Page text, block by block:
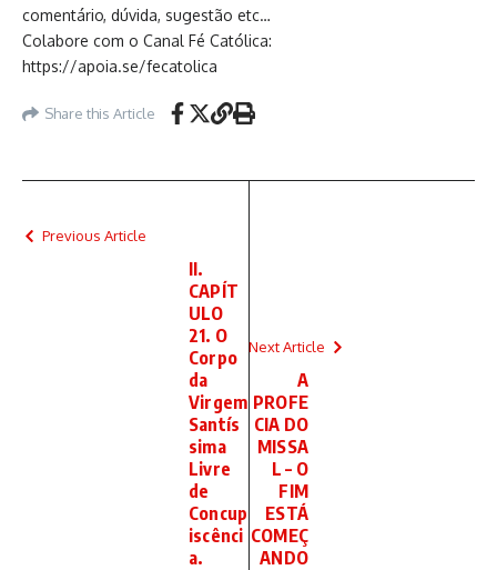
comentário, dúvida, sugestão etc…
Colabore com o Canal Fé Católica:
https://apoia.se/fecatolica
Share this Article
Previous Article
II.
CAPÍT
ULO
21. O
Corpo
da
Virgem
Santís
sima
Livre
de
Concup
iscênci
a.
Next Article
A
PROFE
CIA DO
MISSA
L – O
FIM
ESTÁ
COMEÇ
ANDO